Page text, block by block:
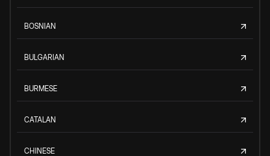
BOSNIAN
BULGARIAN
BURMESE
CATALAN
CHINESE